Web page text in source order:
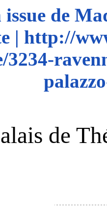
de
| http://
3234-
de